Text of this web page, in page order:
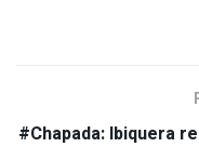
#Chapada: Ibiquera